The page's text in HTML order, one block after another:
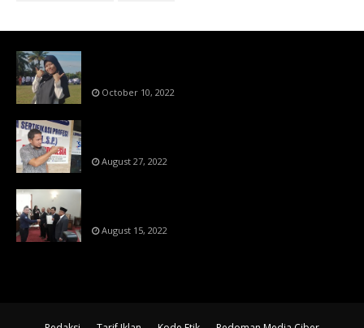
October 10, 2022
August 27, 2022
August 15, 2022